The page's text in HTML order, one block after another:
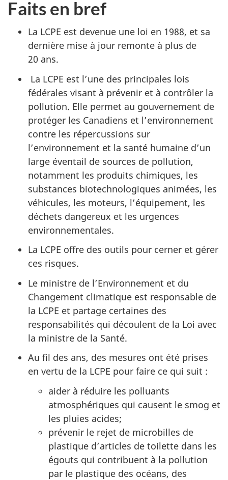
Faits en bref
La LCPE est devenue une loi en 1988, et sa
dernière mise à jour remonte à plus de
20 ans.
La LCPE est l’une des principales lois
fédérales visant à prévenir et à contrôler la
pollution. Elle permet au gouvernement de
protéger les Canadiens et l’environnement
contre les répercussions sur
l’environnement et la santé humaine d’un
large éventail de sources de pollution,
notamment les produits chimiques, les
substances biotechnologiques animées, les
véhicules, les moteurs, l’équipement, les
déchets dangereux et les urgences
environnementales.
La LCPE offre des outils pour cerner et gérer
ces risques.
Le ministre de l’Environnement et du
Changement climatique est responsable de
la LCPE et partage certaines des
responsabilités qui découlent de la Loi avec
la ministre de la Santé.
Au fil des ans, des mesures ont été prises
en vertu de la LCPE pour faire ce qui suit :
aider à réduire les polluants
atmosphériques qui causent le smog et
les pluies acides;
prévenir le rejet de microbilles de
plastique d’articles de toilette dans les
égouts qui contribuent à la pollution
par le plastique des océans, des